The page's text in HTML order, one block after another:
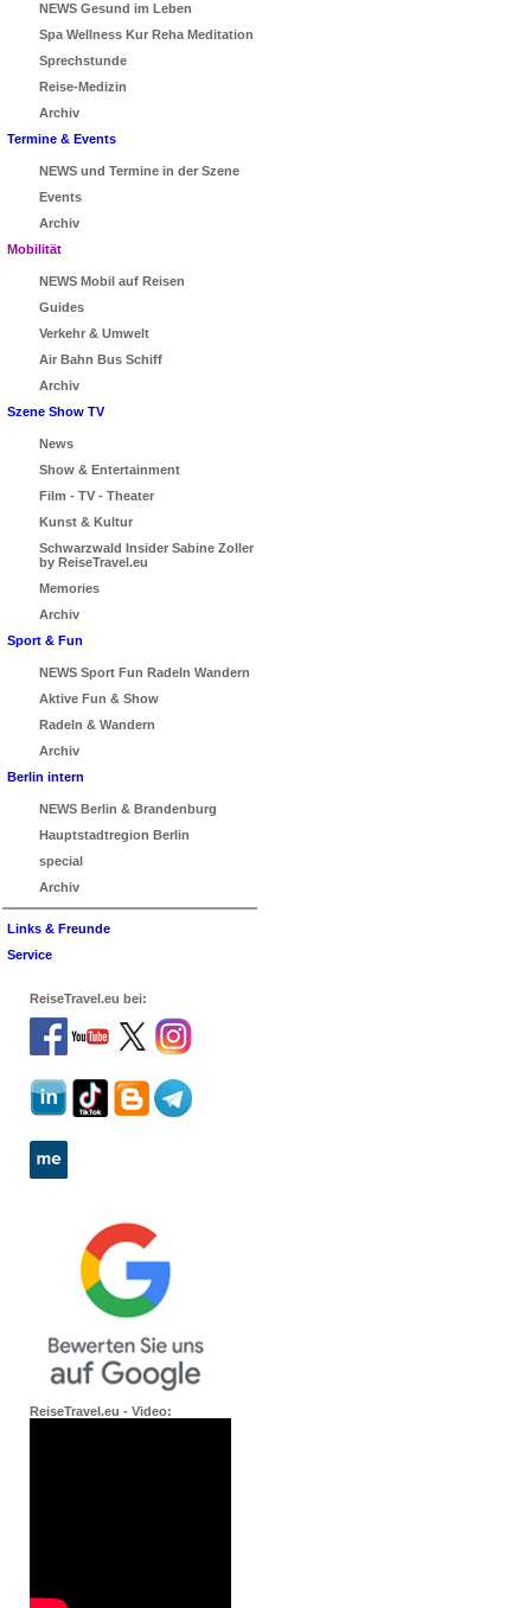
NEWS Gesund im Leben
Spa Wellness Kur Reha Meditation
Sprechstunde
Reise-Medizin
Archiv
Termine & Events
NEWS und Termine in der Szene
Events
Archiv
Mobilität
NEWS Mobil auf Reisen
Guides
Verkehr & Umwelt
Air Bahn Bus Schiff
Archiv
Szene Show TV
News
Show & Entertainment
Film - TV - Theater
Kunst & Kultur
Schwarzwald Insider Sabine Zoller
by ReiseTravel.eu
Memories
Archiv
Sport & Fun
NEWS Sport Fun Radeln Wandern
Aktive Fun & Show
Radeln & Wandern
Archiv
Berlin intern
NEWS Berlin & Brandenburg
Hauptstadtregion Berlin
special
Archiv
Links & Freunde
Service
ReiseTravel.eu bei:
ReiseTravel.eu - Video: